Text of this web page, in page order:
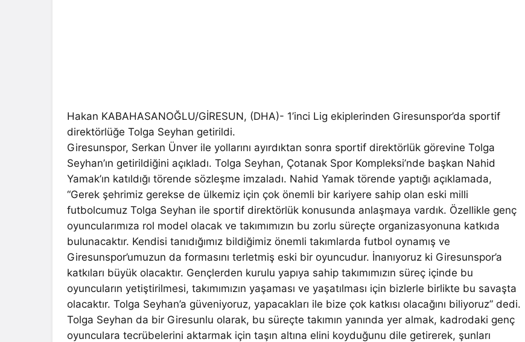
Hakan KABAHASANOĞLU/GİRESUN, (DHA)- 1’inci Lig ekiplerinden Giresunspor’da sportif
direktörlüğe Tolga Seyhan getirildi.
Giresunspor, Serkan Ünver ile yollarını ayırdıktan sonra sportif direktörlük görevine Tolga
Seyhan’ın getirildiğini açıkladı. Tolga Seyhan, Çotanak Spor Kompleksi’nde başkan Nahid
Yamak’ın katıldığı törende sözleşme imzaladı. Nahid Yamak törende yaptığı açıklamada,
“Gerek şehrimiz gerekse de ülkemiz için çok önemli bir kariyere sahip olan eski milli
futbolcumuz Tolga Seyhan ile sportif direktörlük konusunda anlaşmaya vardık. Özellikle genç
oyuncularımıza rol model olacak ve takımımızın bu zorlu süreçte organizasyonuna katkıda
bulunacaktır. Kendisi tanıdığımız bildiğimiz önemli takımlarda futbol oynamış ve
Giresunspor’umuzun da formasını terletmiş eski bir oyuncudur. İnanıyoruz ki Giresunspor’a
katkıları büyük olacaktır. Gençlerden kurulu yapıya sahip takımımızın süreç içinde bu
oyuncuların yetiştirilmesi, takımımızın yaşaması ve yaşatılması için bizlerle birlikte bu savaşta
olacaktır. Tolga Seyhan’a güveniyoruz, yapacakları ile bize çok katkısı olacağını biliyoruz” dedi.
Tolga Seyhan da bir Giresunlu olarak, bu süreçte takımın yanında yer almak, kadrodaki genç
oyunculara tecrübelerini aktarmak için taşın altına elini koyduğunu dile getirerek, şunları